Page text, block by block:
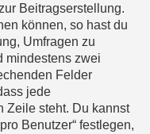
Beitragserstellung.
können, so hast du
Umfragen zu
mindestens zwei
Felder
jede
Zeile steht. Du kannst
Benutzer“ festlegen,